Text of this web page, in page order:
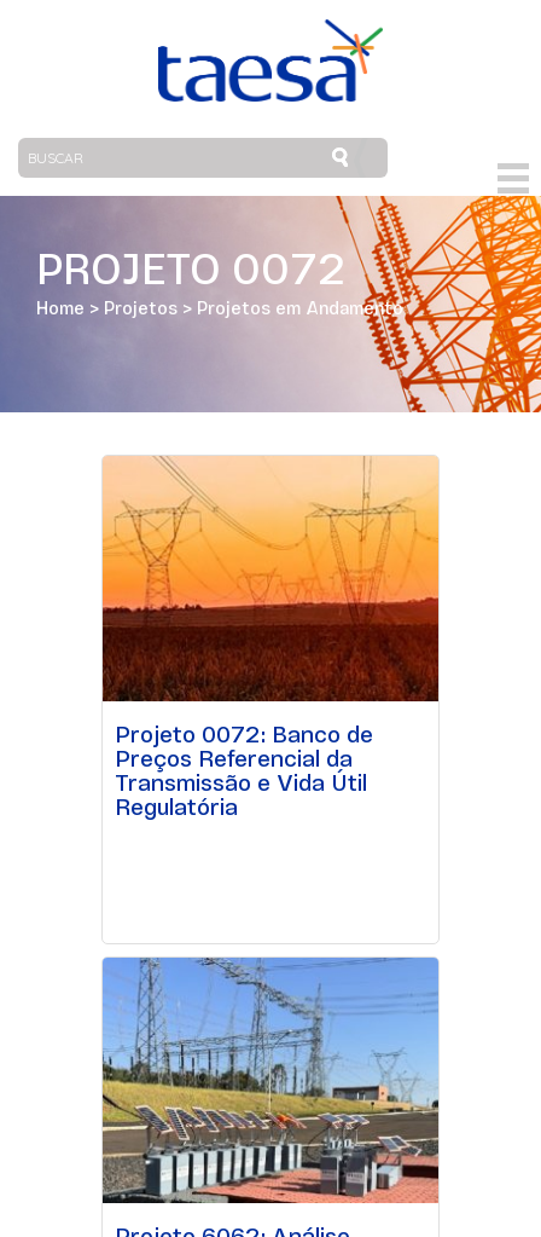
PROJETO 0072
Home > Projetos > Projetos em Andamento
Projeto 0072: Banco de
Preços Referencial da
Transmissão e Vida Útil
Regulatória